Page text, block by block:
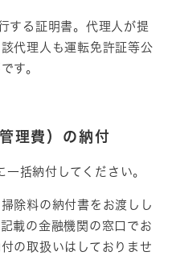
る証明書。代理人が提
代理人も運転免許証等公
す。
理費）の納付
括納付してください。
除料の納付書をお渡しし
載の金融機関の窓口でお
の取扱いはしておりませ